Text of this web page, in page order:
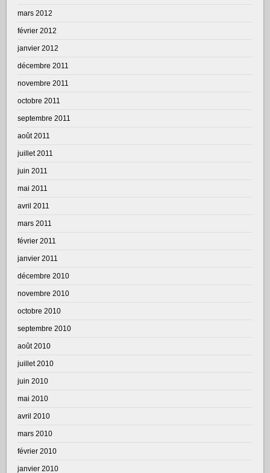
mars 2012
février 2012
janvier 2012
décembre 2011
novembre 2011
octobre 2011
septembre 2011
août 2011
juillet 2011
juin 2011
mai 2011
avril 2011
mars 2011
février 2011
janvier 2011
décembre 2010
novembre 2010
octobre 2010
septembre 2010
août 2010
juillet 2010
juin 2010
mai 2010
avril 2010
mars 2010
février 2010
janvier 2010